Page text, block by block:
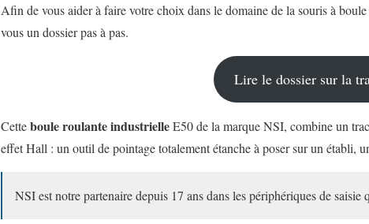
Afin de vous aider à faire votre choix dans le domaine de la souris à
vous un dossier pas à pas.
Lire le dossier sur la
Cetteboule roulante industrielleE50de la marque NSI, combine un
effet Hall : un outil de pointagetotalement étanche à poser sur un établi,
NSI est notre partenaire depuis 17 ans dans les périphériques de